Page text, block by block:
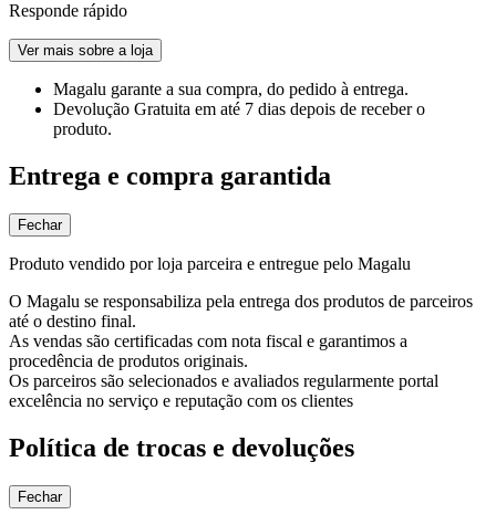
Responde rápido
Ver mais sobre a loja
Magalu garante a sua compra, do pedido à entrega.
Devolução Gratuita em até 7 dias depois de receber o
produto.
Entrega e compra garantida
Fechar
Produto vendido por loja parceira e entregue pelo Magalu
O Magalu se responsabiliza pela entrega dos produtos de parceiros
até o destino final.
As vendas são certificadas com nota fiscal e garantimos a
procedência de produtos originais.
Os parceiros são selecionados e avaliados regularmente portal
excelência no serviço e reputação com os clientes
Política de trocas e devoluções
Fechar